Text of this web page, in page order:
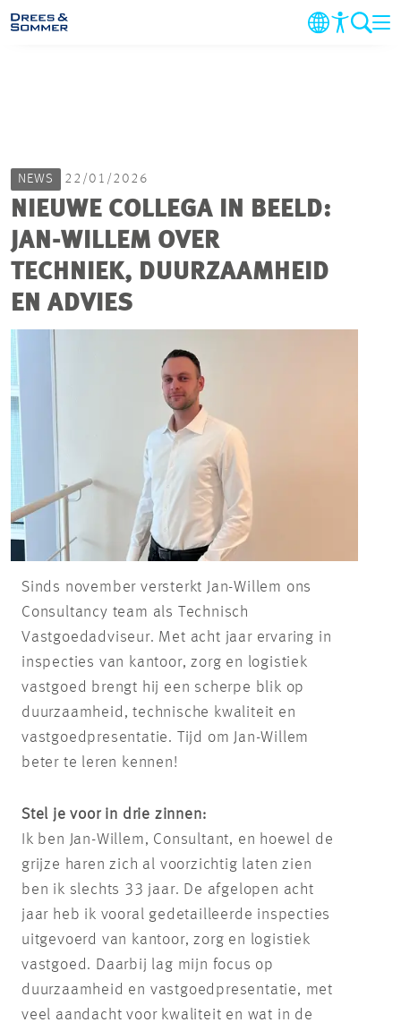
BEDRIJF
CONTACT
NEWS 22/01/2026
NIEUWE COLLEGA IN BEELD:
JAN-WILLEM OVER
TECHNIEK, DUURZAAMHEID
EN ADVIES
Sinds november versterkt Jan-Willem ons
Consultancy team als Technisch
Vastgoedadviseur. Met acht jaar ervaring in
inspecties van kantoor, zorg en logistiek
vastgoed brengt hij een scherpe blik op
duurzaamheid, technische kwaliteit en
vastgoedpresentatie. Tijd om Jan-Willem
beter te leren kennen!
Stel je voor in drie zinnen:
Ik ben Jan-Willem, Consultant, en hoewel de
grijze haren zich al voorzichtig laten zien
ben ik slechts 33 jaar. De afgelopen acht
jaar heb ik vooral gedetailleerde inspecties
uitgevoerd van kantoor, zorg en logistiek
vastgoed. Daarbij lag mijn focus op
duurzaamheid en vastgoedpresentatie, met
veel aandacht voor kwaliteit en wat in de